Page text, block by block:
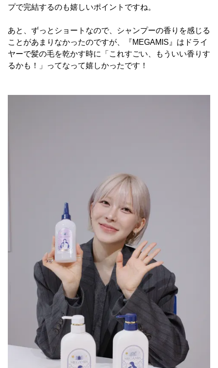
プで完結するのも嬉しいポイントですね。
あと、ずっとショートなので、シャンプーの香りを感じる
ことがあまりなかったのですが、『MEGAMIS』はドライ
ヤーで髪の毛を乾かす時に「これすごい、もういい香りす
るかも！」ってなって嬉しかったです！